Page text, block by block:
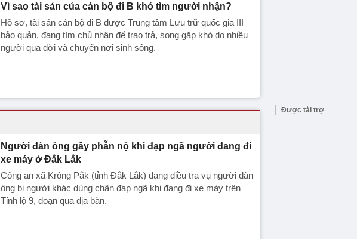
Vì sao tài sản của cán bộ đi B khó tìm người nhận?
Hồ sơ, tài sản cán bộ đi B được Trung tâm Lưu trữ quốc gia III
bảo quản, đang tìm chủ nhân để trao trả, song gặp khó do nhiều
người qua đời và chuyển nơi sinh sống.
Người đàn ông gây phẫn nộ khi đạp ngã người đang đi
xe máy ở Đắk Lắk
Công an xã Krông Pắk (tỉnh Đắk Lắk) đang điều tra vụ người đàn
ông bị người khác dùng chân đạp ngã khi đang đi xe máy trên
Tỉnh lộ 9, đoạn qua địa bàn.
Được tài trợ